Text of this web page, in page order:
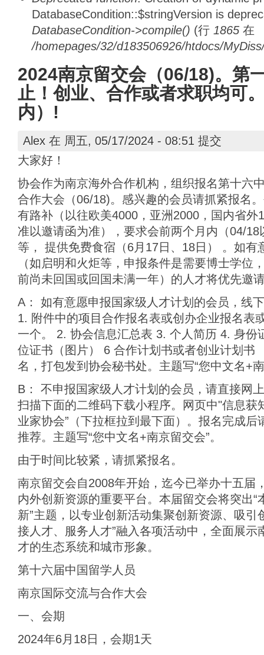
DatabaseCondition::$stringVersion is
DatabaseCondition->compile() (行 1865 在
/homepages/32/d183506926/htdocs/
2024南京留交会（06/18)。第
止！创业、合作或者求职均可
内）!
Alex 在 周五, 05/17/2024 - 08:51 提交
大家好！
协会作为南京海外合作机构，组织报名第十六
合作大会（06/18)。感兴趣的会员请抓紧报名
有路补（以往欧美4000，亚洲2000，国内省外
准以邀请函为准），要求会前两个月内（04/
等， 提供免费食宿（6月17日、18日） 。如有
（如启明和火炬等，申报条件是需要博士学位
前尚未回国或回国未满一年）的人才将优先邀
A： 如有意愿申报国家级人才计划的会员，线
1. 附件中的项目合作报名表或创办企业报名表
一个。 2. 协会信息汇总表 3. 个人简历 4. 身份
位证书（图片） 6 合作计划书或者创业计划书
名，打包发到协会秘书处。主题写“您中文名+
B： 不申报国家级人才计划的会员，请直接网
扫描下面的二维码下载小程序。网页中"信息获
业家协会”（下拉框拉到最下面）。报名完成后
推荐。主题写“您中文名+南京留交会”。
由于时间比较紧，请抓紧报名。
南京留交会自2008年开始，迄今已举办十五届
内外创新资源的重要平台。本届留交会将突出“
新”主题，以专业创新活动集聚创新资源、吸引
接人才、服务人才”融入各项活动中，全面展示
才的生态系统和城市形象。
第十六届中国留学人员
南京国际交流与合作大会
一、会期
2024年6月18日，会期1天